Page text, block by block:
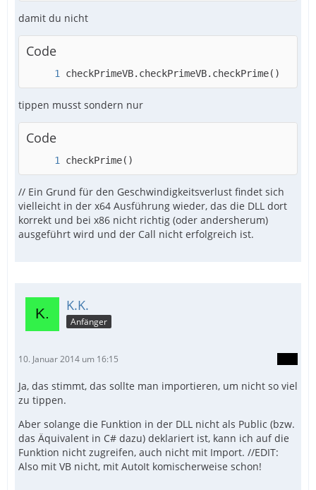
damit du nicht
Code
checkPrimeVB.checkPrimeVB.checkPrime()
tippen musst sondern nur
Code
checkPrime()
// Ein Grund für den Geschwindigkeitsverlust findet sich
vielleicht in der x64 Ausführung wieder, das die DLL dort
korrekt und bei x86 nicht richtig (oder andersherum)
ausgeführt wird und der Call nicht erfolgreich ist.
K.K.
Anfänger
10. Januar 2014 um 16:15
Ja, das stimmt, das sollte man importieren, um nicht so viel
zu tippen.
Aber solange die Funktion in der DLL nicht als Public (bzw.
das Äquivalent in C# dazu) deklariert ist, kann ich auf die
Funktion nicht zugreifen, auch nicht mit Import. //EDIT:
Also mit VB nicht, mit AutoIt komischerweise schon!